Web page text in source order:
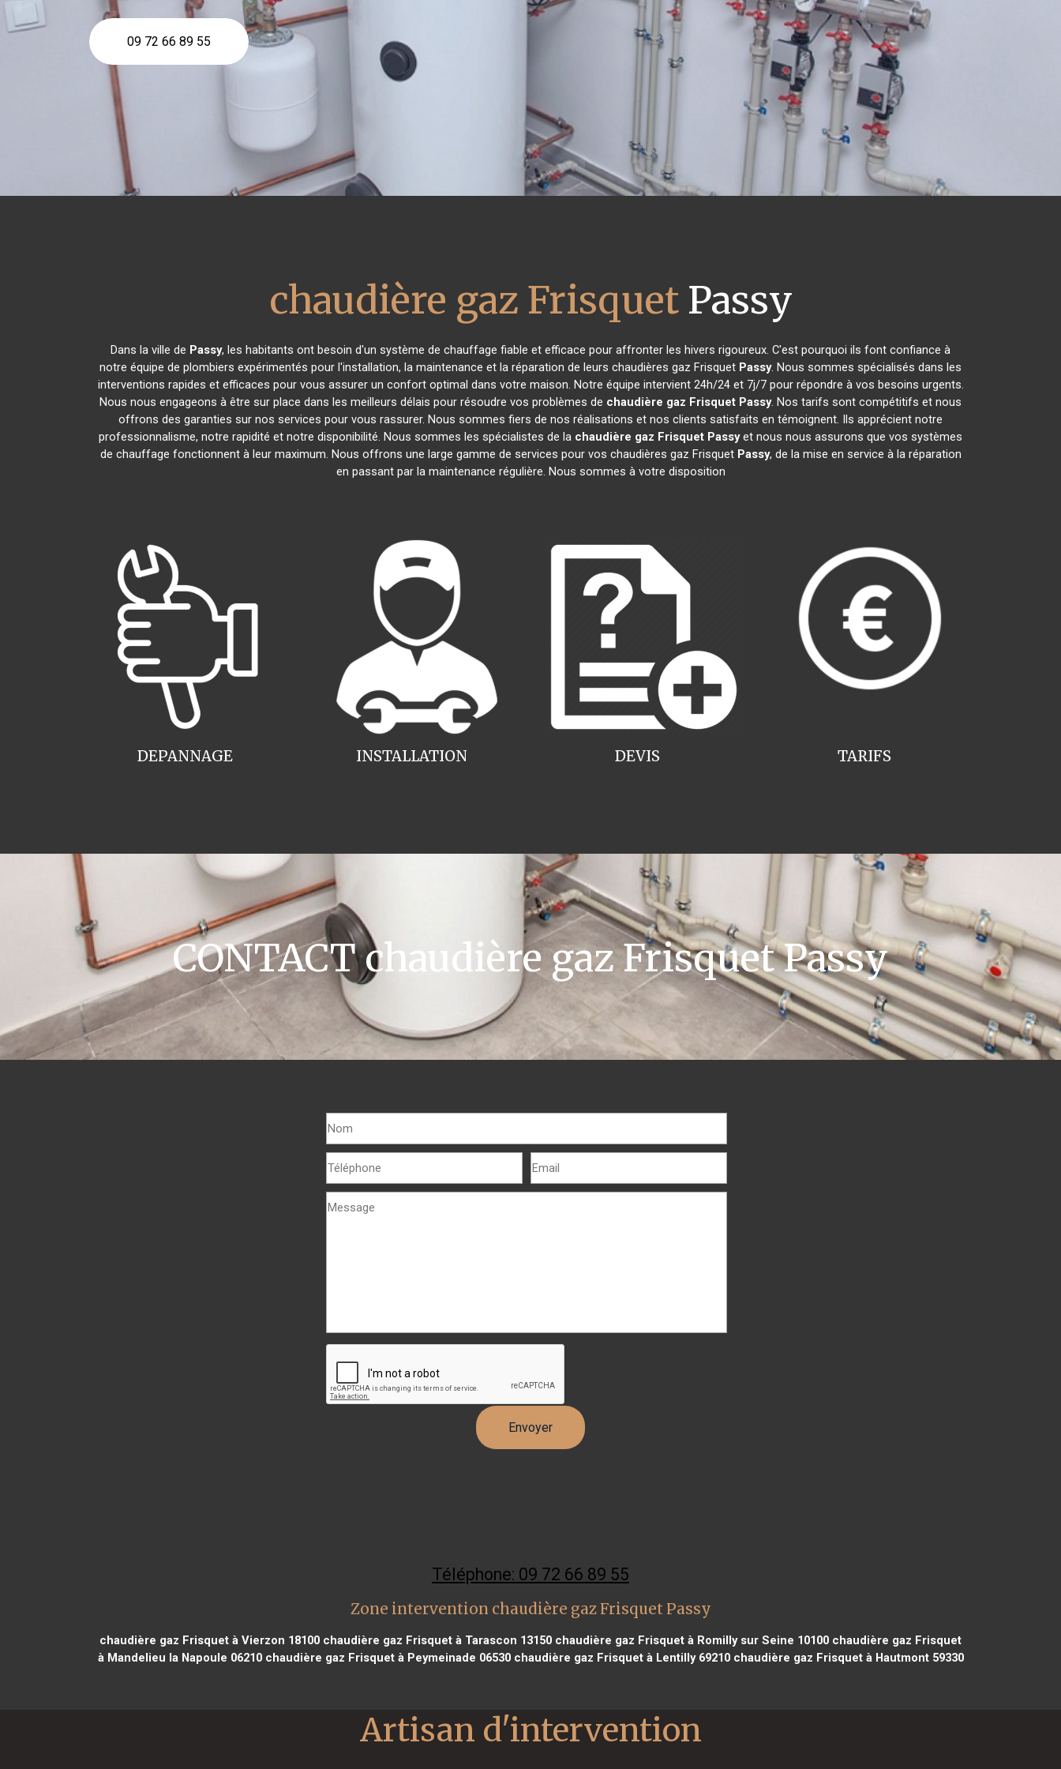
09 72 66 89 55
chaudière gaz FrisquetPassy
Dans la ville de Passy, les habitants ont besoin d'un système de chauffage fiable et efficace pour affronter les hivers rigoureux. C'est pourquoi ils font confiance à
notre équipe de plombiers expérimentés pour l'installation, la maintenance et la réparation de leurs chaudières gaz Frisquet Passy. Nous sommes spécialisés dans les
interventions rapides et efficaces pour vous assurer un confort optimal dans votre maison. Notre équipe intervient 24h/24 et 7j/7 pour répondre à vos besoins urgents.
Nous nous engageons à être sur place dans les meilleurs délais pour résoudre vos problèmes de chaudière gaz Frisquet Passy. Nos tarifs sont compétitifs et nous
offrons des garanties sur nos services pour vous rassurer. Nous sommes fiers de nos réalisations et nos clients satisfaits en témoignent. Ils apprécient notre
professionnalisme, notre rapidité et notre disponibilité. Nous sommes les spécialistes de la chaudière gaz Frisquet Passyet nous nous assurons que vos systèmes
de chauffage fonctionnent à leur maximum. Nous offrons une large gamme de services pour vos chaudières gaz Frisquet Passy, de la mise en service à la réparation
en passant par la maintenance régulière. Nous sommes à votre disposition
INSTALLATION
DEPANNAGE TARIFS
DEVIS
CONTACT chaudière gaz Frisquet Passy
Téléphone: 09 72 66 89 55
Zone intervention chaudière gaz Frisquet Passy
chaudière gaz Frisquet à Vierzon 18100 chaudière gaz Frisquet à Tarascon 13150 chaudière gaz Frisquet à Romilly sur Seine 10100 chaudière gaz Frisquet
à Mandelieu la Napoule 06210chaudière gaz Frisquet à Peymeinade 06530chaudière gaz Frisquet à Lentilly 69210chaudière gaz Frisquet à Hautmont 59330
Artisan d'intervention